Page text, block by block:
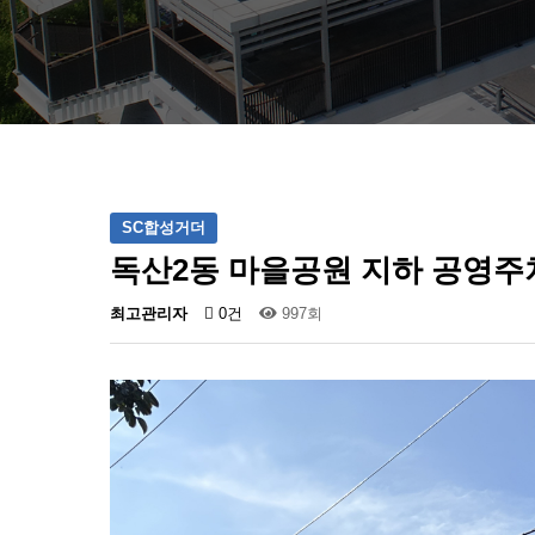
SC합성거더
독산2동 마을공원 지하 공영주
최고관리자 0건 997회